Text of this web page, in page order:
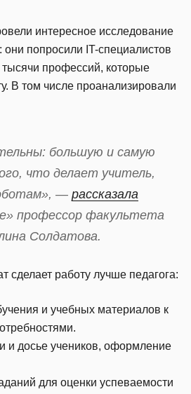
интересное исследование
они попросили IT-специалистов
тысячи профессий, которые
В том числе проанализировали
большую и самую
что делает учитель,
— рассказала
профессор факультета
Солдатова.
сделает работу лучше педагога:
и учебных материалов к
и досье учеников, оформление
для оценки успеваемости